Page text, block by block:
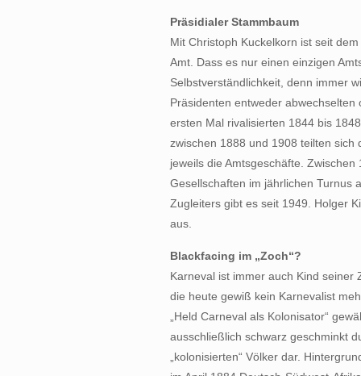
Präsidialer Stammbaum
Mit Christoph Kuckelkorn ist seit
Amt. Dass es nur einen einzigen
Selbstverständlichkeit, denn immer
Präsidenten entweder
ersten Mal rivalisierten 1844 bis
zwischen 1888 und 1908 teilten sich
jeweils die Amtsgeschäfte.
Gesellschaften im jährlichen Turnus
Zugleiters gibt es seit 1949. Holger
aus.
Blackfacing im „Zoch“?
Karneval ist immer auch Kind seiner
die heute gewiß kein Karnevalist
„Held Carneval als Kolonisator“
ausschließlich schwarz geschminkt
„kolonisierten“ Völker dar.